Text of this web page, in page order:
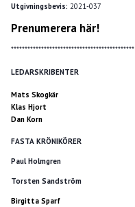
Utgivningsbevis: 2021-037
Prenumerera här!
*********************************************
LEDARSKRIBENTER
Mats Skogkär
Klas Hjort
Dan Korn
FASTA KRÖNIKÖRER
Paul Holmgren
Torsten Sandström
Birgitta Sparf